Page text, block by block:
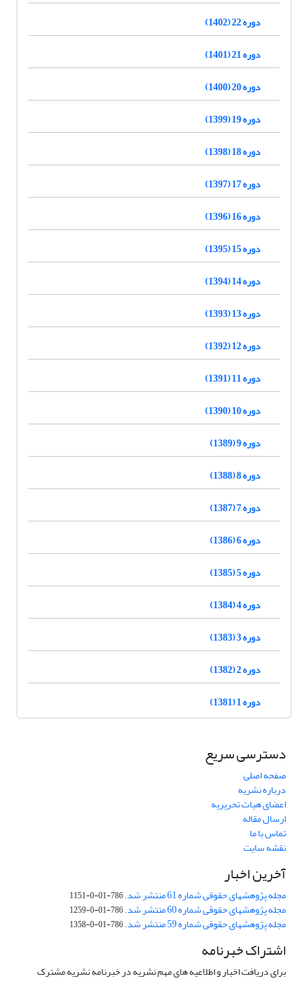
دوره 22 (1402)
دوره 21 (1401)
دوره 20 (1400)
دوره 19 (1399)
دوره 18 (1398)
دوره 17 (1397)
دوره 16 (1396)
دوره 15 (1395)
دوره 14 (1394)
دوره 13 (1393)
دوره 12 (1392)
دوره 11 (1391)
دوره 10 (1390)
دوره 9 (1389)
دوره 8 (1388)
دوره 7 (1387)
دوره 6 (1386)
دوره 5 (1385)
دوره 4 (1384)
دوره 3 (1383)
دوره 2 (1382)
دوره 1 (1381)
دسترسی سریع
صفحه اصلی
درباره نشریه
اعضای هیات تحریریه
ارسال مقاله
تماس با ما
نقشه سایت
آخرین اخبار
مجله پژوهشهای حقوقی شماره 61 منتشر شد. 786-01-0-1151
مجله پژوهشهای حقوقی شماره 60 منتشر شد. 786-01-0-1259
مجله پژوهشهای حقوقی شماره 59 منتشر شد. 786-01-0-1358
اشتراک خبرنامه
برای دریافت اخبار و اطلاعیه های مهم نشریه در خبرنامه نشریه مشترک